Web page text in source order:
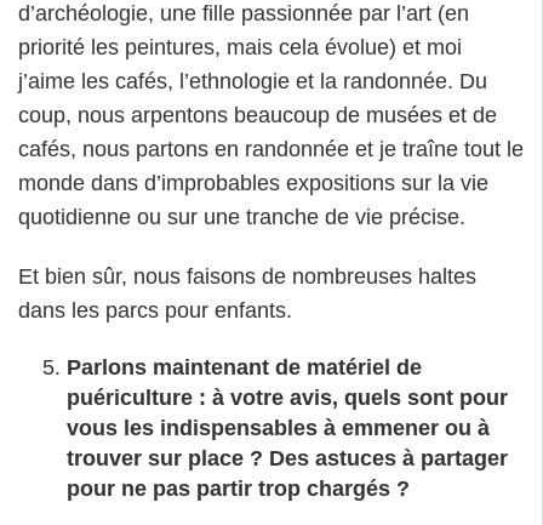
d’archéologie, une fille passionnée par l’art (en
priorité les peintures, mais cela évolue) et moi
j’aime les cafés, l’ethnologie et la randonnée. Du
coup, nous arpentons beaucoup de musées et de
cafés, nous partons en randonnée et je traîne tout le
monde dans d’improbables expositions sur la vie
quotidienne ou sur une tranche de vie précise.
Et bien sûr, nous faisons de nombreuses haltes
dans les parcs pour enfants.
Parlons maintenant de matériel de
puériculture : à votre avis, quels sont pour
vous les indispensables à emmener ou à
trouver sur place ? Des astuces à partager
pour ne pas partir trop chargés ?